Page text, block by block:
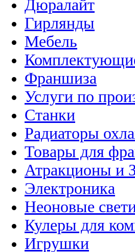
Дюралайт
Гирлянды
Мебель
Франшиза
Услуги по
Станки
Радиаторы
Товары для
Атракционы и
Электроника
Неоновые
Кулеры для
Игрушки